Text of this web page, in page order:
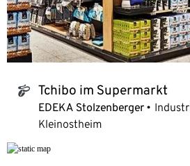
tchibo_logo Tchibo im Supermarkt
EDEKA Stolzenberger
Kleinostheim